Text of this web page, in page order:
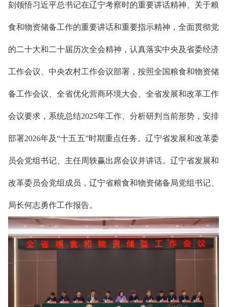
刻领悟习近平总书记在辽宁考察时的重要讲话精神、关于粮
食和物资储备工作的重要讲话和重要指示精神，全面贯彻党
的二十大和二十届历次全会精神，认真落实中央及省委经济
工作会议、中央农村工作会议部署，按照全国粮食和物资储
备工作会议、 全省优化营商环境大会、全省发展和改革工作
会议要求，系统总结2025年工作、分析研判当前形势，安排
部署2026年及“十五五”时期重点任务。辽宁省发展和改革委
员会党组书记、主任周轶赢出席会议并讲话。辽宁省发展和
改革委员会党组成员， 辽宁省粮食和物资储备局党组书记、
局长何志勇作工作报告。